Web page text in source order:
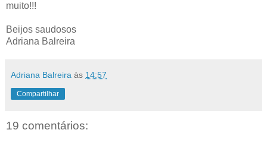
muito!!!
Beijos saudosos
Adriana Balreira
Adriana Balreira às 14:57
Compartilhar
19 comentários: